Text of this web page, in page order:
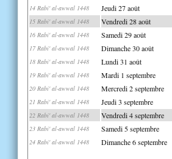
14 Rabi' al-awwal 1448 Jeudi 27 août
15 Rabi' al-awwal 1448 Vendredi 28 août
16 Rabi' al-awwal 1448 Samedi 29 août
17 Rabi' al-awwal 1448 Dimanche 30 août
18 Rabi' al-awwal 1448 Lundi 31 août
19 Rabi' al-awwal 1448 Mardi 1 septembre
20 Rabi' al-awwal 1448 Mercredi 2 septembre
21 Rabi' al-awwal 1448 Jeudi 3 septembre
22 Rabi' al-awwal 1448 Vendredi 4 septembre
23 Rabi' al-awwal 1448 Samedi 5 septembre
24 Rabi' al-awwal 1448 Dimanche 6 septembre